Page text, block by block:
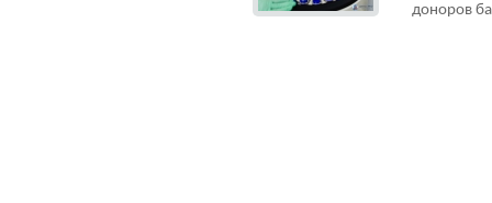
доноров